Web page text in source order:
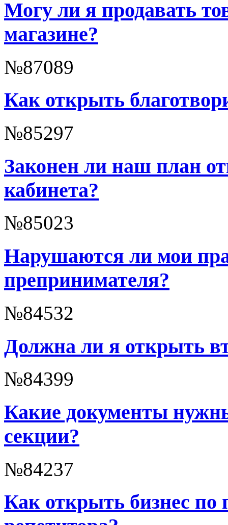
Могу ли я продавать
магазине?
№87089
Как открыть
№85297
Законен ли наш план
кабинета?
№85023
Нарушаются ли мои
препринимателя?
№84532
Должна ли я открыть
№84399
Какие документы
секции?
№84237
Как открыть бизнес по